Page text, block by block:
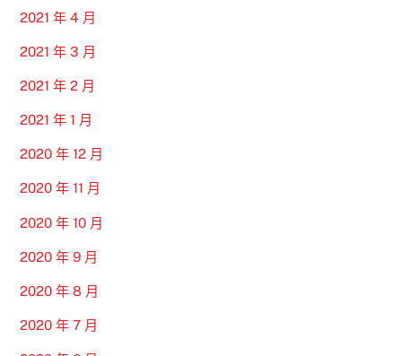
2021 年 4 月
2021 年 3 月
2021 年 2 月
2021 年 1 月
2020 年 12 月
2020 年 11 月
2020 年 10 月
2020 年 9 月
2020 年 8 月
2020 年 7 月